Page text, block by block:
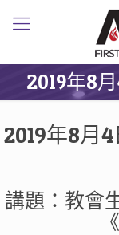
2019年8
2019年8月
講題：教會